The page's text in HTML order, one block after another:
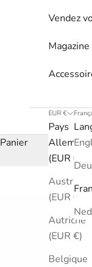
Vendez
Magazine
EUR €
Pays
(EUR €)
Australie
(EUR €)
Autriche
(EUR €)
Belgique
Panier